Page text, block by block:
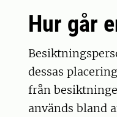
Hur går
dessas
från
används bland